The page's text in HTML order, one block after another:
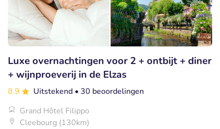
Luxe overnachtingen voor 2 + ontbijt + diner
+ wijnproeverij in de Elzas
8.9 Uitstekend • 30 beoordelingen
Grand Hôtel Filippo
Cleebourg (130km)